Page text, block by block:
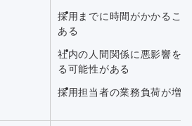
採用までに時間がかかるこ
ある
社内の人間関係に悪影響を
る可能性がある
採用担当者の業務負荷が増